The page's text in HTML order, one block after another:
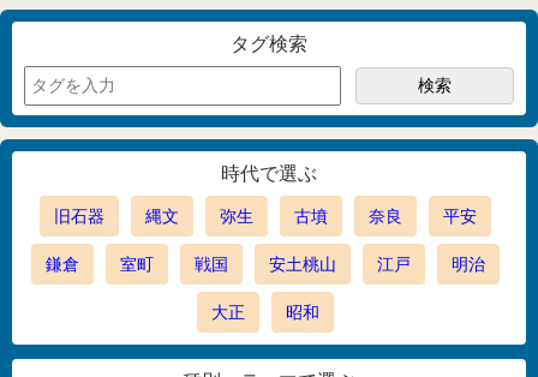
タグ検索
時代で選ぶ
旧石器 縄文 弥生 古墳 奈良 平安
鎌倉 室町 戦国 安土桃山 江戸 明治
大正 昭和